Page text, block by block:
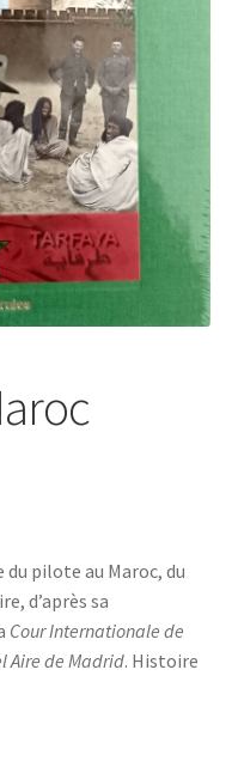
pilote au Maroc, du
d’après sa
Cour Internationale de
Aire de Madrid. Histoire